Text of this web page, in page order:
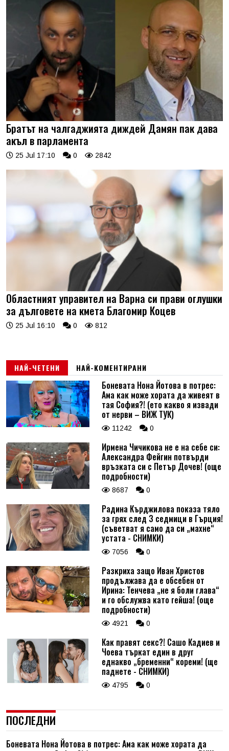
Братът на чалгаджията диждей Дамян пак дава
акъл в парламента
25 Jul 17:10 0 2842
Областният управител на Варна си прави оглушки
за дълговете на кмета Благомир Коцев
25 Jul 16:10 0 812
НАЙ-ЧЕТЕНИ НАЙ-КОМЕНТИРАНИ
Боневата Нона Йотова в потрес:
Ама как може хората да живеят в
тая София?! (ето какво я извади
от нерви – ВИЖ ТУК)
11242 0
Ирмена Чичикова не е на себе си:
Александра Фейгин потвърди
връзката си с Петър Дочев! (още
подробности)
8687 0
Радина Кърджилова показа тяло
за грях след 3 седмици в Гърция!
(съветват я само да си „махне“
устата - СНИМКИ)
7056 0
Разкриха защо Иван Христов
продължава да е обсебен от
Ирина: Тенчева „не я боли глава“
и го обслужва като гейша! (още
подробности)
4921 0
Как правят секс?! Сашо Кадиев и
Чоева търкат един в друг
еднакво „бременни“ кореми! (ще
паднете - СНИМКИ)
4795 0
ПОСЛЕДНИ
Боневата Нона Йотова в потрес: Ама как може хората да